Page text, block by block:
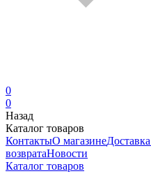
0
0
Назад
Каталог товаров
КонтактыО магазине
возвратаНовости
Каталог товаров